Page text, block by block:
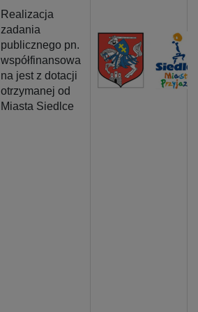
Realizacja
zadania
publicznego pn.
współfinansowa
na jest z dotacji
otrzymanej od
Miasta Siedlce